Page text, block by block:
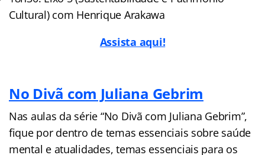
Cultural) com Henrique Arakawa
Assista aqui!
No Divã com Juliana Gebrim
Nas aulas da série “No Divã com Juliana Gebrim”,
fique por dentro de temas essenciais sobre saúde
mental e atualidades, temas essenciais para os